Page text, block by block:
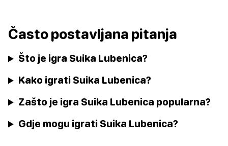
Často postavljana pitanja
Što je igra Suika Lubenica?
Kako igrati Suika Lubenica?
Zašto je igra Suika Lubenica popularna?
Gdje mogu igrati Suika Lubenica?